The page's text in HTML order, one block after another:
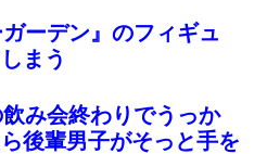
ガーデン』のフィギュ
まう
み会終わりでうっか
後輩男子がそっと手を